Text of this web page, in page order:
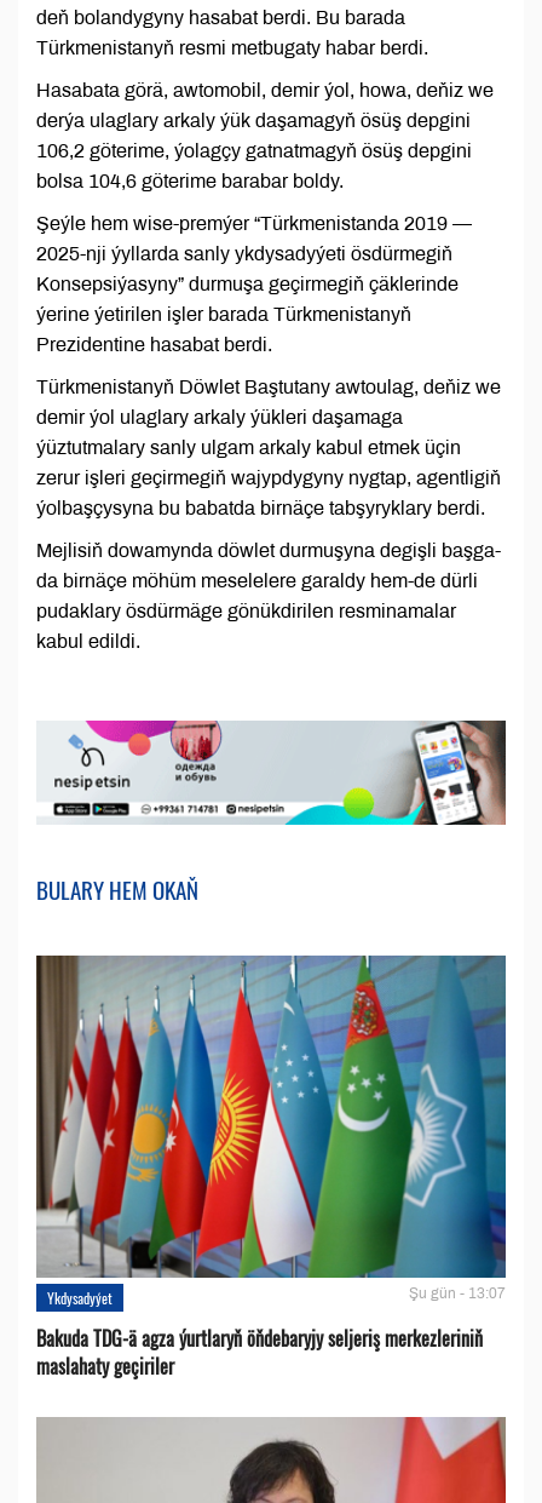
deň bolandygyny hasabat berdi. Bu barada
Türkmenistanyň resmi metbugaty habar berdi.
Hasabata görä, awtomobil, demir ýol, howa, deňiz we
derýa ulaglary arkaly ýük daşamagyň ösüş depgini
106,2 göterime, ýolagçy gatnatmagyň ösüş depgini
bolsa 104,6 göterime barabar boldy.
Şeýle hem wise-premýer “Türkmenistanda 2019 —
2025-nji ýyllarda sanly ykdysadyýeti ösdürmegiň
Konsepsiýasyny” durmuşa geçirmegiň çäklerinde
ýerine ýetirilen işler barada Türkmenistanyň
Prezidentine hasabat berdi.
Türkmenistanyň Döwlet Baştutany awtoulag, deňiz we
demir ýol ulaglary arkaly ýükleri daşamaga
ýüztutmalary sanly ulgam arkaly kabul etmek üçin
zerur işleri geçirmegiň wajypdygyny nygtap, agentligiň
ýolbaşçysyna bu babatda birnäçe tabşyryklary berdi.
Mejlisiň dowamynda döwlet durmuşyna degişli başga-
da birnäçe möhüm meselelere garaldy hem-de dürli
pudaklary ösdürmäge gönükdirilen resminamalar
kabul edildi.
BULARY HEM OKAŇ
Ykdysadyýet Şu gün - 13:07
Bakuda TDG-ä agza ýurtlaryň öňdebaryjy seljeriş merkezleriniň
maslahaty geçiriler